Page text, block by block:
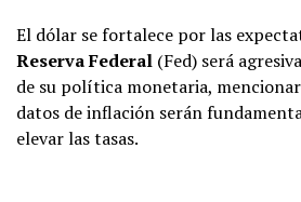
El dólar se fortalece por las
Reserva Federal (Fed) será
de su política monetaria,
datos de inflación serán
elevar las tasas.